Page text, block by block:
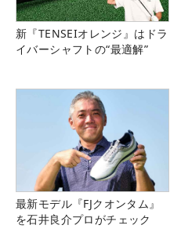
新『TENSEIオレンジ』はドラ
イバーシャフトの“最適解”
最新モデル『FJクオンタム』
を石井良介プロがチェック